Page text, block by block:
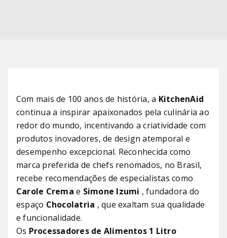
Com mais de 100 anos de história, a KitchenAid
continua a inspirar apaixonados pela culinária ao
redor do mundo, incentivando a criatividade com
produtos inovadores, de design atemporal e
desempenho excepcional. Reconhecida como
marca preferida de chefs renomados, no Brasil,
recebe recomendações de especialistas como
Carole Crema e Simone Izumi , fundadora do
espaço Chocolatria , que exaltam sua qualidade
e funcionalidade.
Os Processadores de Alimentos 1 Litro